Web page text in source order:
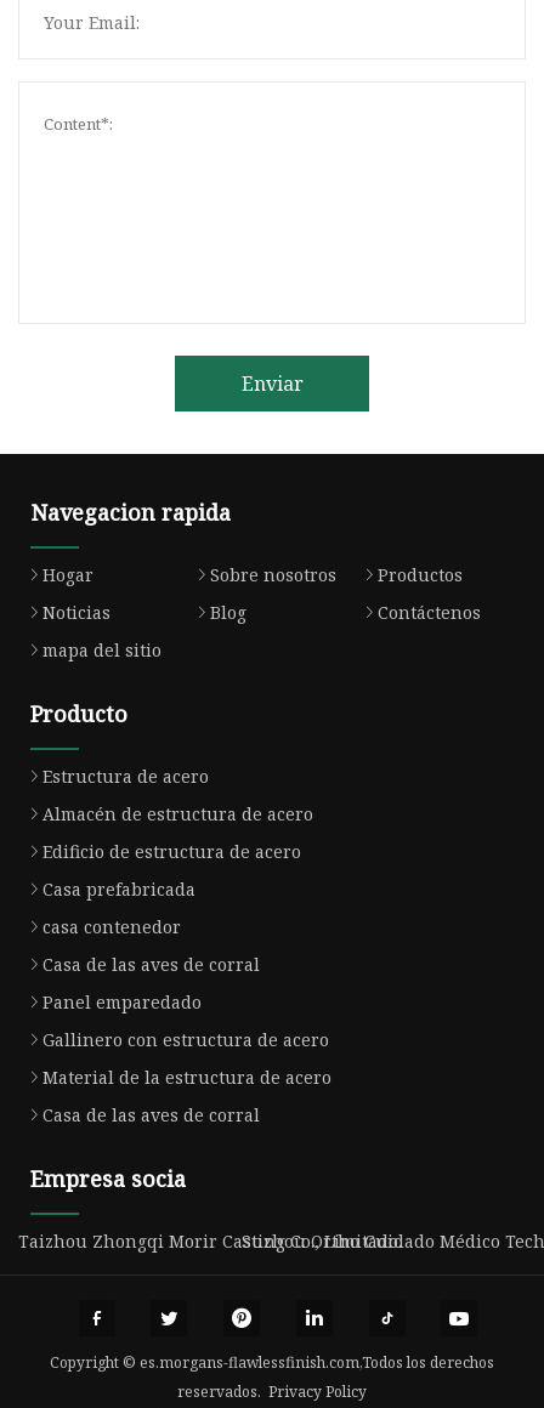
Enviar
Navegacion rapida
Hogar Sobre nosotros
Productos
Noticias
Blog
Contáctenos
mapa del sitio
Producto
Estructura de acero
Almacén de estructura de acero
Edificio de estructura de acero
Casa prefabricada
casa contenedor
Casa de las aves de corral
Panel emparedado
Gallinero con estructura de acero
Material de la estructura de acero
Casa de las aves de corral
Empresa socia
Taizhou Zhongqi Morir Casting Co., Limitado.
Suzhou Ortho Cuidado Médico
Copyright © es.morgans-flawlessfinish.com,Todos los derechos
reservados. Privacy Policy